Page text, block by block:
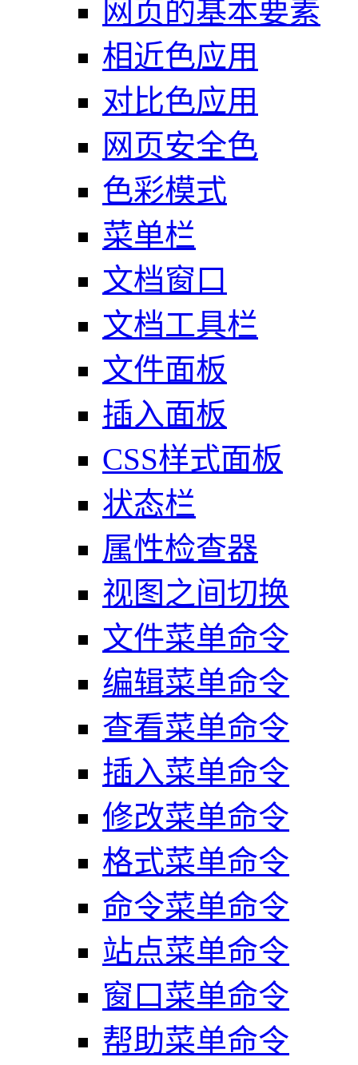
网页的基本要素
相近色应用
对比色应用
网页安全色
色彩模式
菜单栏
文档窗口
文档工具栏
文件面板
插入面板
CSS样式面板
状态栏
属性检查器
视图之间切换
文件菜单命令
编辑菜单命令
查看菜单命令
插入菜单命令
修改菜单命令
格式菜单命令
命令菜单命令
站点菜单命令
窗口菜单命令
帮助菜单命令